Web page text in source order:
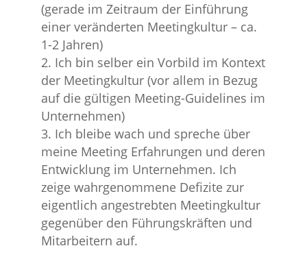
(gerade im Zeitraum der Einführung
einer veränderten Meetingkultur – ca.
1-2 Jahren)
Ich bin selber ein Vorbild im Kontext
der Meetingkultur (vor allem in Bezug
auf die gültigen Meeting-Guidelines im
Unternehmen)
Ich bleibe wach und spreche über
meine Meeting Erfahrungen und deren
Entwicklung im Unternehmen. Ich
zeige wahrgenommene Defizite zur
eigentlich angestrebten Meetingkultur
gegenüber den Führungskräften und
Mitarbeitern auf.